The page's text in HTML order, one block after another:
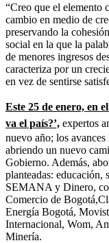
“Creo que el elemento
cambio en medio de
preservando la
social en la que la
de menores ingresos
caracteriza por un
en vez de sentirse
Este 25 de enero, en
va el país?’, expertos
nuevo año; los
abriendo un nuevo
Gobierno. Además,
planteadas: educación,
SEMANA y Dinero,
Comercio de
Energía Bogotá,
Internacional, Wom,
Minería.